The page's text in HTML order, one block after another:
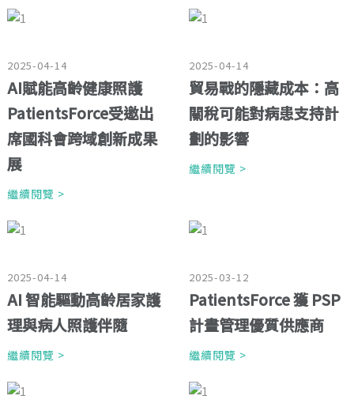
2025-04-14
AI賦能高齡健康照護
PatientsForce受邀出
席國科會跨域創新成果
展
繼續閱覽 >
2025-04-14
貿易戰的隱藏成本：高
關稅可能對病患支持計
劃的影響
繼續閱覽 >
2025-04-14
AI 智能驅動高齡居家護
理與病人照護伴隨
繼續閱覽 >
2025-03-12
PatientsForce 獲 PSP
計畫管理優質供應商
繼續閱覽 >